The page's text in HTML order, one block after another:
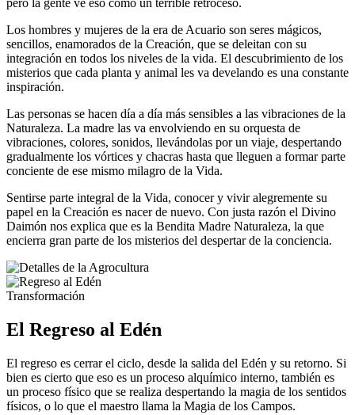
pero la gente ve eso como un terrible retroceso.
Los hombres y mujeres de la era de Acuario son seres mágicos,
sencillos, enamorados de la Creación, que se deleitan con su
integración en todos los niveles de la vida. El descubrimiento de los
misterios que cada planta y animal les va develando es una constante
inspiración.
Las personas se hacen día a día más sensibles a las vibraciones de la
Naturaleza. La madre las va envolviendo en su orquesta de
vibraciones, colores, sonidos, llevándolas por un viaje, despertando
gradualmente los vórtices y chacras hasta que lleguen a formar parte
conciente de ese mismo milagro de la Vida.
Sentirse parte integral de la Vida, conocer y vivir alegremente su
papel en la Creación es nacer de nuevo. Con justa razón el Divino
Daimón nos explica que es la Bendita Madre Naturaleza, la que
encierra gran parte de los misterios del despertar de la conciencia.
Transformación
El Regreso al Edén
El regreso es cerrar el ciclo, desde la salida del Edén y su retorno. Si
bien es cierto que eso es un proceso alquímico interno, también es
un proceso físico que se realiza despertando la magia de los sentidos
físicos, o lo que el maestro llama la Magia de los Campos.